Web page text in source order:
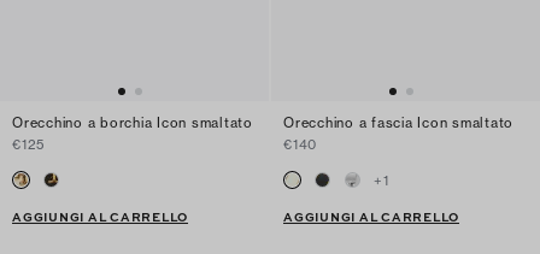
Orecchino a borchia Icon smaltato
€125
AGGIUNGI AL CARRELLO
Orecchino a fascia Icon smaltato
€140
+1
AGGIUNGI AL CARRELLO